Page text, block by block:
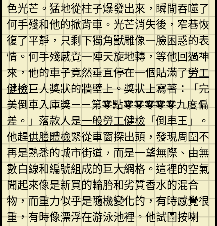
色光芒。猛地從柱子爆發出來，瞬間吞噬了
何手殘和他的掀背車。光芒消失後，窄巷恢
復了平靜，只剩下獨角獸雕像一臉困惑的表
情。何手殘感覺一陣天旋地轉，等他回過神
來，他的車子竟然垂直停在一個貼滿了勞工
健檢巨大獎狀的牆壁上。獎狀上寫著：「完
美倒車入庫獎——第零點零零零零零九度偏
差。」落款人是一般勞工健檢 「倒車王」。
他趕供膳體檢緊從車窗探出頭，發現周圍不
再是熟悉的城市街道，而是一望無際、由無
數白線和編號組成的巨大網格。這裡的空氣
聞起來像是新買的輪胎和劣質香水的混合
物，而重力似乎是隨機變化的，有時感覺很
重，有時像漂浮在游泳池裡。他試圖按喇